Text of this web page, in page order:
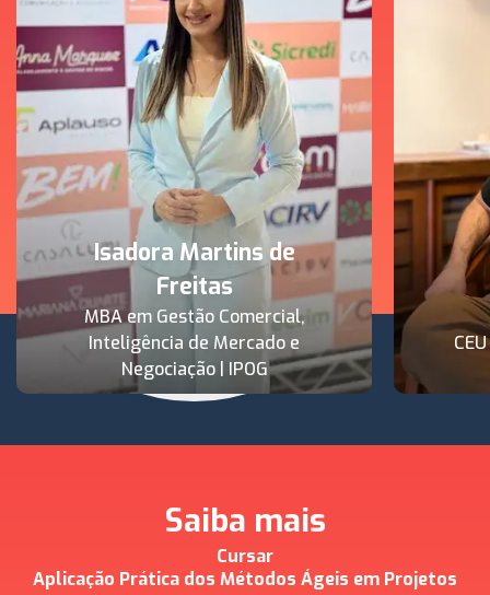
Isadora Martins de
Freitas
MBA em Gestão Comercial,
Inteligência de Mercado e
Negociação | IPOG
Saiba mais
Cursar
Aplicação Prática dos Métodos Ágeis em Projetos